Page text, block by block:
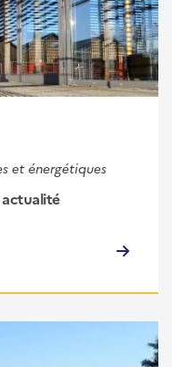
et énergétiques